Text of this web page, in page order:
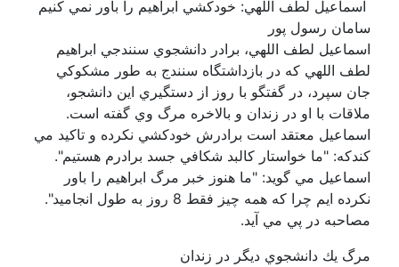
سامان رسول پور
اسماعيل لطف اللهي، برادر دانشجوي سنندجي ابراهيم
لطف اللهي که در بازداشتگاه سنندج به طور مشکوکي
جان ‏سپرد، در گفتگو با روز از دستگيري اين دانشجو،
ملاقات با او در زندان و بالاخره مرگ وي گفته است.
اسماعيل ‏معتقد است برادرش خودکشي نکرده و تاکيد مي
کندکه: "ما خواستار کالبد شکافي جسد برادرم هستيم".
اسماعيل مي ‏گويد: "ما هنوز خبر مرگ ابراهيم را باور
نکرده ايم چرا که همه چيز فقط 8 روز به طول انجاميد".
مصاحبه در پي ‏مي آيد.
مرگ يك دانشجوي ديگر در زندان